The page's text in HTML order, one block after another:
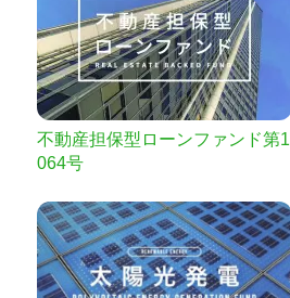
不動産担保型ローンファンド第1
064号